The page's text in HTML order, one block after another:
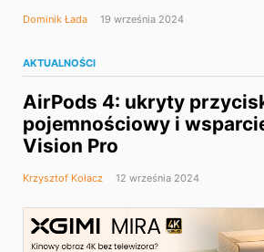
Dominik Łada 19 września 2024
AKTUALNOŚCI
AirPods 4: ukryty
pojemnościowy i
Vision Pro
Krzysztof Kołacz 12 września 2024